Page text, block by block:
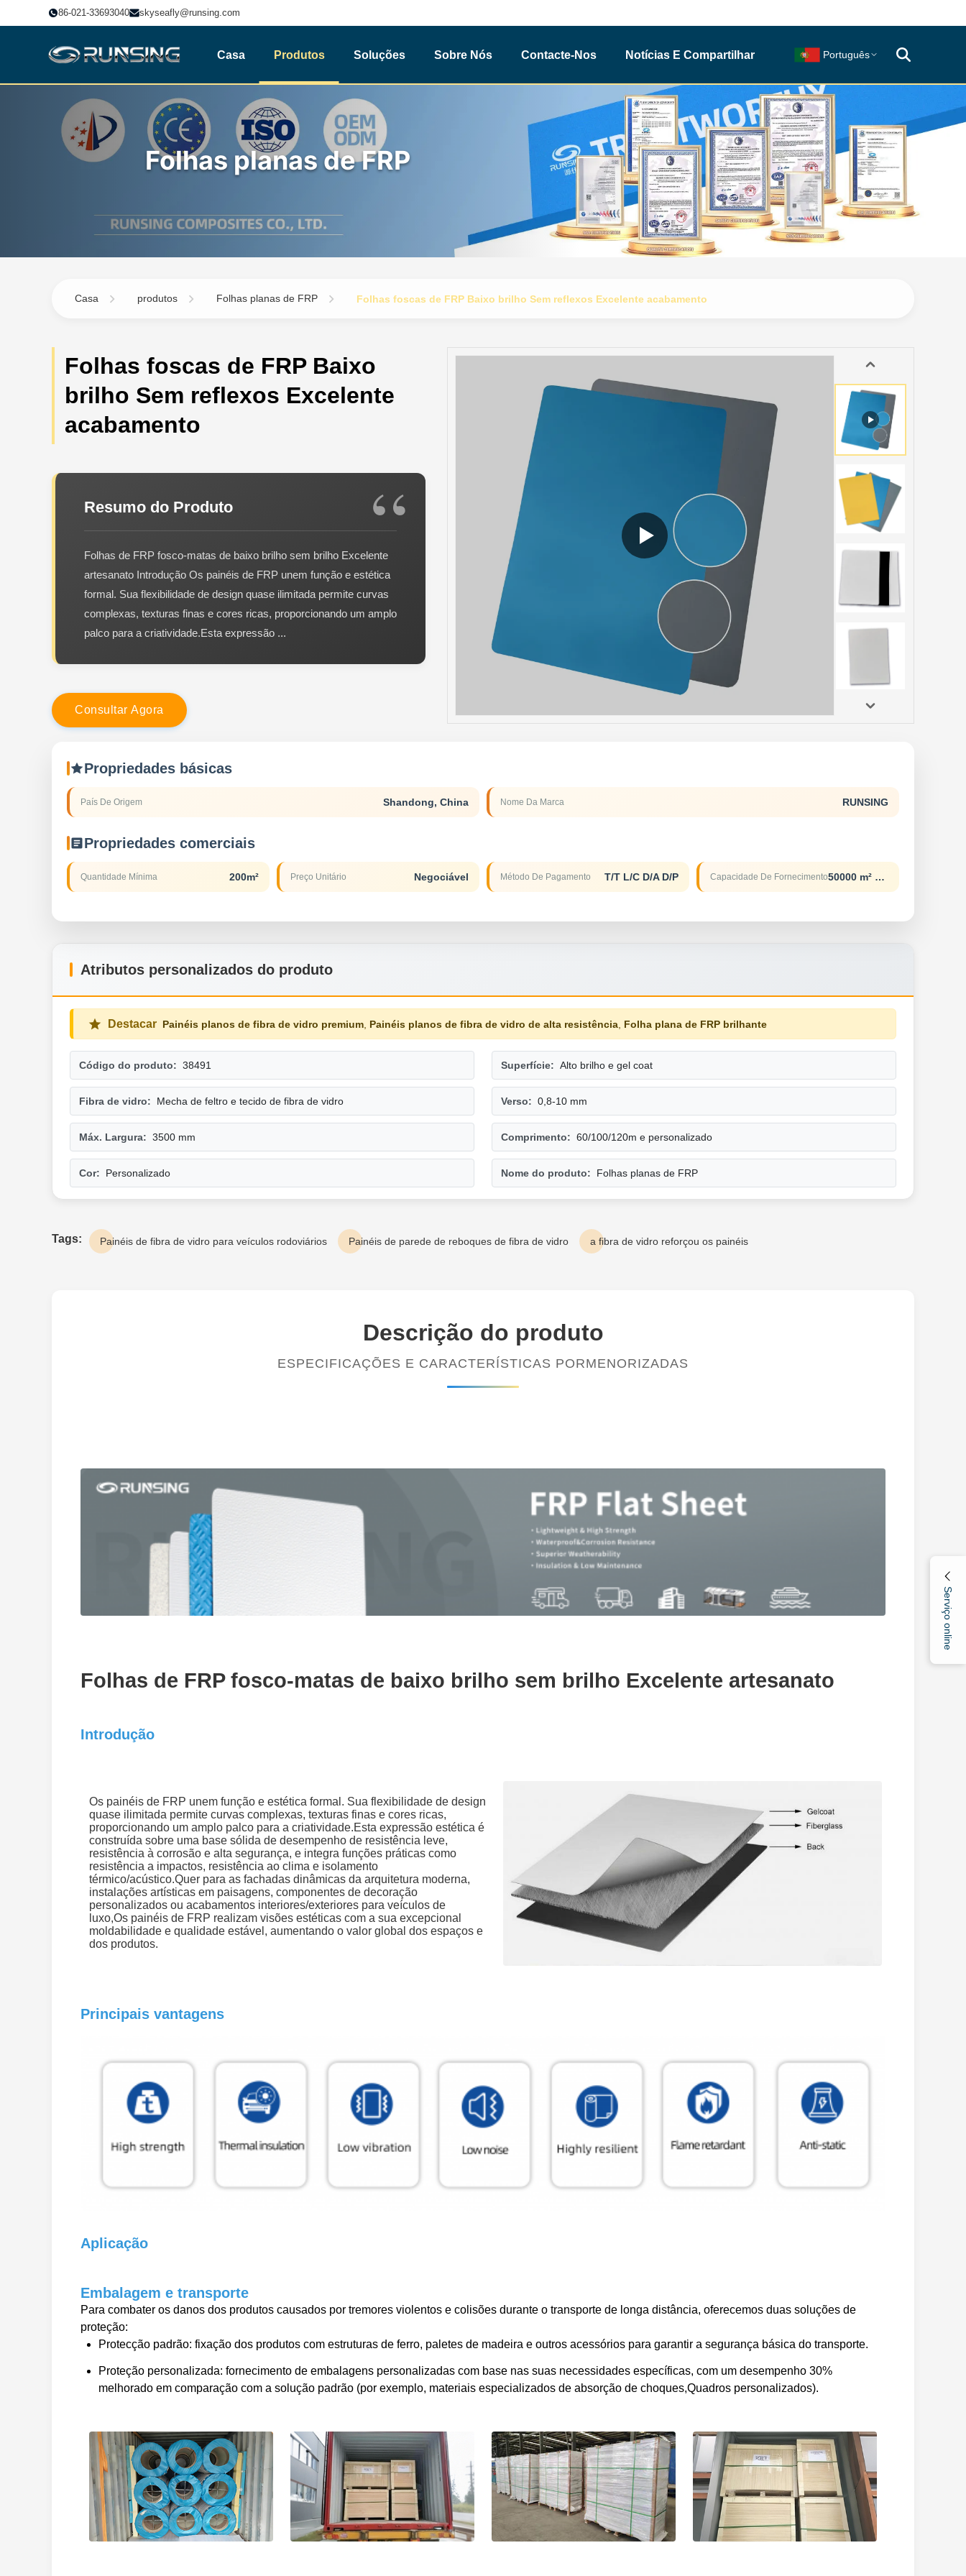
86-021-33693040 skyseafly@runsing.com
Casa Produtos Soluções Sobre Nós Contacte-Nos Notícias E Compartilhar Português
Serviço online
Folhas planas de FRP
Casa produtos Folhas planas de FRP Folhas foscas de FRP Baixo brilho Sem reflexos Excelente acabamento
Folhas foscas de FRP Baixo
brilho Sem reflexos Excelente
acabamento
Resumo do Produto
Folhas de FRP fosco-matas de baixo brilho sem brilho Excelente
artesanato Introdução Os painéis de FRP unem função e estética
formal. Sua flexibilidade de design quase ilimitada permite curvas
complexas, texturas finas e cores ricas, proporcionando um amplo
palco para a criatividade.Esta expressão ...
Consu tar Agora
Propriedades básicas
País De Origem Shandong, China Nome Da Marca RUNSING
Propriedades comerciais
Quantidade Mínima 200m² Preço Unitário Negociável Método De Pagamento T/T L/C D/A D/P Capacidade De Fornecimento 50000 m² por mês
Atributos personalizados do produto
Destacar Painéis planos de fibra de vidro premium Painéis planos de fibra de vidro de alta resistência Folha plana de FRP brilhante
Código do produto: 38491 Superfície: Alto brilho e gel coat
Fibra de vidro: Mecha de feltro e tecido de fibra de vidro Verso: 0,8-10 mm
Máx. Largura: 3500 mm Comprimento: 60/100/120m e personalizado
Cor: Personalizado Nome do produto: Folhas planas de FRP
Tags: Painéis de fibra de vidro para veículos rodoviários Painéis de parede de reboques de fibra de vidro a fibra de vidro reforçou os painéis
Descrição do produto
ESPECIFICAÇÕES E CARACTERÍSTICAS PORMENORIZADAS
Folhas de FRP fosco-matas de baixo brilho sem brilho Excelente artesanato
Introdução
Os painéis de FRP unem função e estética formal. Sua flexibilidade de design
quase ilimitada permite curvas complexas, texturas finas e cores ricas,
proporcionando um amplo palco para a criatividade.Esta expressão estética é
construída sobre uma base sólida de desempenho de resistência leve,
resistência à corrosão e alta segurança, e integra funções práticas como
resistência a impactos, resistência ao clima e isolamento
térmico/acústico.Quer para as fachadas dinâmicas da arquitetura moderna,
instalações artísticas em paisagens, componentes de decoração
personalizados ou acabamentos interiores/exteriores para veículos de
luxo,Os painéis de FRP realizam visões estéticas com a sua excepcional
moldabilidade e qualidade estável, aumentando o valor global dos espaços e
dos produtos.
Principais vantagens
Aplicação
Embalagem e transporte
Para combater os danos dos produtos causados por tremores violentos e colisões durante o transporte de longa distância, oferecemos duas soluções de
proteção:
Protecção padrão: fixação dos produtos com estruturas de ferro, paletes de madeira e outros acessórios para garantir a segurança básica do transporte.
Proteção personalizada: fornecimento de embalagens personalizadas com base nas suas necessidades específicas, com um desempenho 30%
melhorado em comparação com a solução padrão (por exemplo, materiais especializados de absorção de choques,Quadros personalizados).